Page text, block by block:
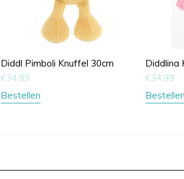
Diddl Pimboli Knuffel 30cm
€34,99
Bestellen
Diddlina
€34,99
Bestellen